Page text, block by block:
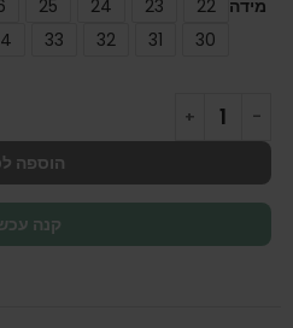
מידה 22
23
24
25
30
31
32
33
הוספה
קנה